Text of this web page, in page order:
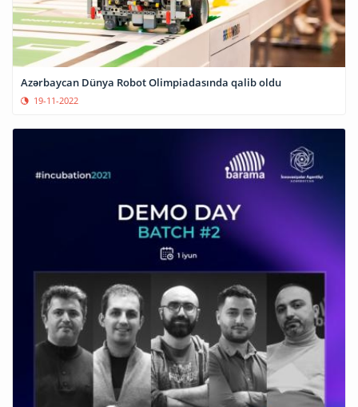
Azərbaycan Dünya Robot Olimpiadasında qalib oldu
19-11-2022